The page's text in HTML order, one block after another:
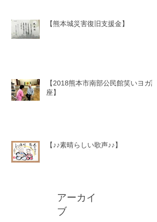
アーカイ
ブ
【熊本城災害復旧支援金】
【2018熊本市南部公民館笑いヨガ講
座】
【♪♪素晴らしい歌声♪♪】